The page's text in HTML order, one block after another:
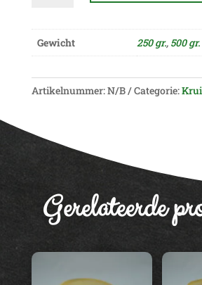
l
r
n
Gewicht 250 gr., 500 gr.
Artikelnummer:N/B Categorie:
Gerelateerde